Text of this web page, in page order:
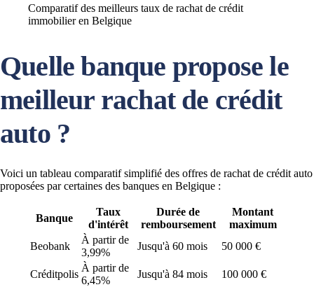
Comparatif des meilleurs taux de rachat de crédit
immobilier en Belgique
Quelle banque propose le
meilleur rachat de crédit
auto ?
Voici un tableau comparatif simplifié des offres de rachat de crédit auto
proposées par certaines des banques en Belgique :
Banque
Taux
d'intérêt
Durée de
remboursement
Montant
maximum
Beobank
À partir de
3,99%
Jusqu'à 60 mois 50 000 €
Créditpolis
À partir de
6,45%
Jusqu'à 84 mois 100 000 €